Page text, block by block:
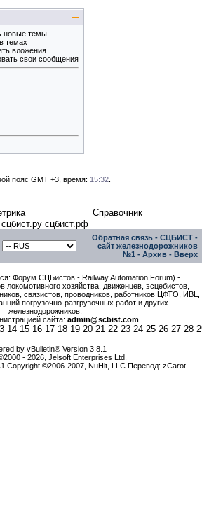
новые темы
темах
вложения
свои сообщения
пояс GMT +3, время: 15:32.
Справочник
сцбист.ру сцбист.рф
Обратная связь - СЦБИСТ -
сайт железнодорожников
№1 - Архив - Вверх
Форум СЦБистов - Railway Automation Forum) -
локомотивного хозяйства, движенцев, эсцебистов,
связистов, проводников, работников ЦФТО, ИВЦ
погрузочно-разгрузочных работ и других
железнодорожников.
сайта: admin@scbist.com
14 15 16 17 18 19 20 21 22 23 24 25 26 27 28
by vBulletin® Version 3.8.1
- 2026, Jelsoft Enterprises Ltd.
Copyright ©2006-2007, NuHit, LLC Перевод: zCarot